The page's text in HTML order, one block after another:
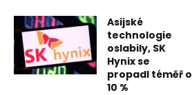
Asijské
technologie
oslabily, SK
Hynix se
propadl téměř o
10 %